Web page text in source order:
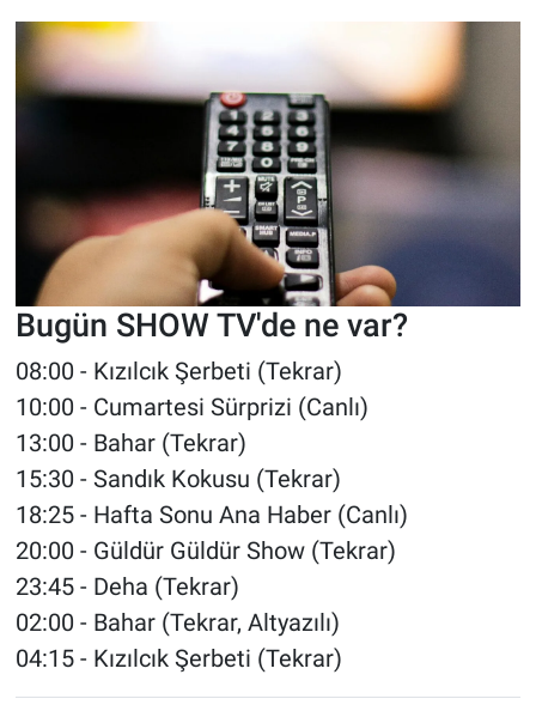
Bugün SHOW TV'de ne var?
08:00 - Kızılcık Şerbeti (Tekrar)
10:00 - Cumartesi Sürprizi (Canlı)
13:00 - Bahar (Tekrar)
15:30 - Sandık Kokusu (Tekrar)
18:25 - Hafta Sonu Ana Haber (Canlı)
20:00 - Güldür Güldür Show (Tekrar)
23:45 - Deha (Tekrar)
02:00 - Bahar (Tekrar, Altyazılı)
04:15 - Kızılcık Şerbeti (Tekrar)